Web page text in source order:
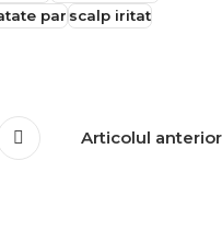
parscalp iritat
Articolul anterior